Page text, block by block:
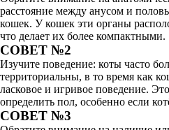
расстояние между анусом и
кошек. У кошек эти органы
что делает их более компактными.
СОВЕТ №2
Изучите поведение: коты часто
территориальны, в то время как
ласковое и игривое поведение.
определить пол, особенно если
СОВЕТ №3